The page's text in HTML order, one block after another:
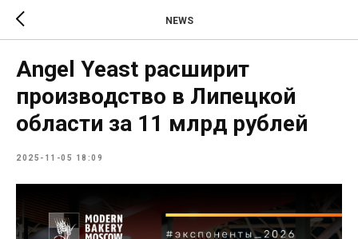
NEWS
Angel Yeast расширит
производство в Липецкой
области за 11 млрд рублей
2025-11-05 18:09